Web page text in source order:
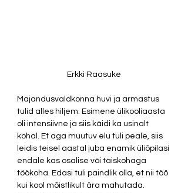
Erkki Raasuke
Majandusvaldkonna huvi ja armastus
tulid alles hiljem. Esimene ülikooliaasta
oli intensiivne ja siis käidi ka usinalt
kohal. Et aga muutuv elu tuli peale, siis
leidis teisel aastal juba enamik üliõpilasi
endale kas osalise või täiskohaga
töökoha. Edasi tuli paindlik olla, et nii töö
kui kool mõistlikult ära mahutada.